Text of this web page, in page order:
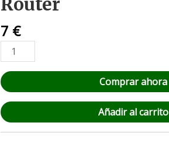
7 €
5A
LED,
CCTV,
Arduino,
Router
cantidad
Comprar ahora
Añadir al carrito